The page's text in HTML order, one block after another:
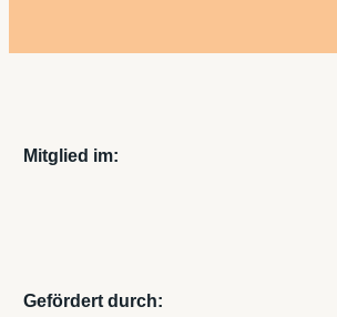
Mitglied im:
Gefördert durch: